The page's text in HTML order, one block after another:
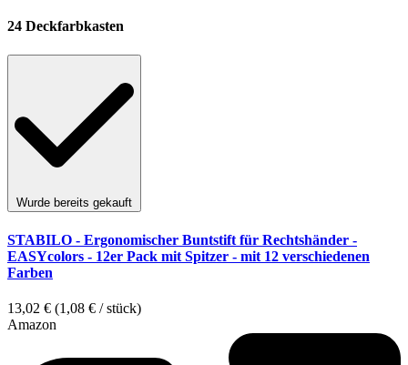
24 Deckfarbkasten
Wurde bereits gekauft
STABILO - Ergonomischer Buntstift für Rechtshänder -
EASYcolors - 12er Pack mit Spitzer - mit 12 verschiedenen
Farben
13,02 € (1,08 € / stück)
Amazon